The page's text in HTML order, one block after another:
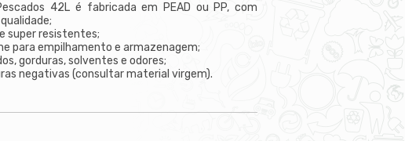
42L é fabricada em PEAD ou PP, com
super resistentes;
para empilhamento e armazenagem;
gorduras, solventes e odores;
negativas (consultar material virgem).